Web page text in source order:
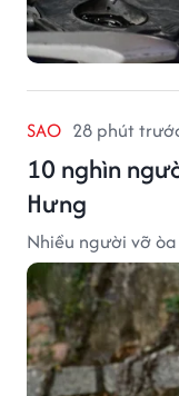
SAO 28 phút
10 nghìn
Hưng
Nhiều người vỡ